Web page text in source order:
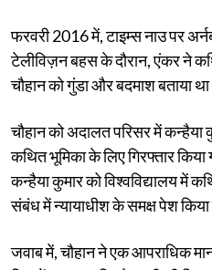
फरवरी 2016 में, टाइम्स नाउ पर
टेलीविज़न बहस के दौरान, एंकर ने
चौहान को गुंडा और बदमाश बताया
चौहान को अदालत परिसर में
कथित भूमिका के लिए गिरफ्तार
कन्हैया कुमार को विश्वविद्यालय में
संबंध में न्यायाधीश के समक्ष पेश किया
जवाब में, चौहान ने एक आपराधिक